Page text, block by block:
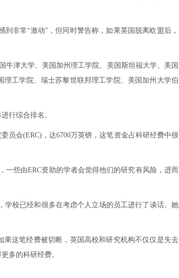
非常“激动”，但同时警告称，如果英国脱离欧盟后，
牛津大学、美国加州理工学院、美国斯坦福大学、美国
工学院、瑞士苏黎世联邦理工学院、美国加州大学伯
行综合排名。
员会(ERC)，达6700万英镑，这笔资金占科研经费中很
些由ERC资助的学者会觉得他们的研究有风险，进而
学校已经和很多在考虑个人立场的员工进行了谈话。她
这笔经费被切断，英国高校和研究机构不仅仅是失去
多的科研经费。